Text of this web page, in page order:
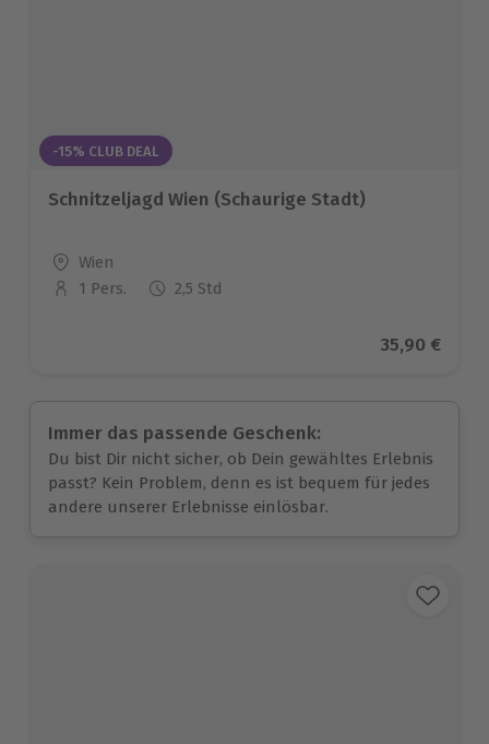
-15% CLUB DEAL
Schnitzeljagd Wien (Schaurige Stadt)
Standort
Wien
Anzahl der Teilnehmer
1 Pers. 2,5 Std
Aktueller
35,90 €
Immer das passende Geschenk:
Du bist Dir nicht sicher, ob Dein gewähltes Erlebnis
passt? Kein Problem, denn es ist bequem für jedes
andere unserer Erlebnisse einlösbar.